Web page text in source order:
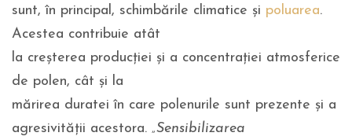
sunt, în principal, schimbările climatice și poluarea.
Acestea contribuie atât
la creșterea producției și a concentrației atmosferice
de polen, cât și la
mărirea duratei în care polenurile sunt prezente și a
agresivității acestora. „Sensibilizarea